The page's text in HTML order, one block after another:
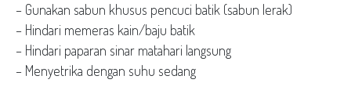
– Gunakan sabun khusus pencuci batik (sabun lerak)
– Hindari memeras kain/baju batik
– Hindari paparan sinar matahari langsung
– Menyetrika dengan suhu sedang